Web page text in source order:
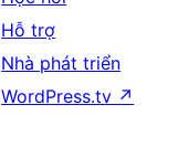
Hỗ trợ
Nhà phát triển
WordPress.tv ↗